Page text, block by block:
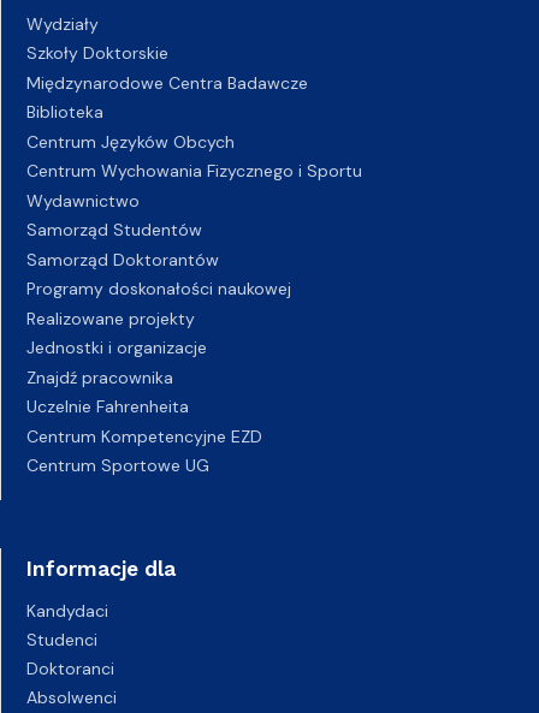
Wydziały
Szkoły Doktorskie
Międzynarodowe Centra Badawcze
Biblioteka
Centrum Języków Obcych
Centrum Wychowania Fizycznego i Sportu
Wydawnictwo
Samorząd Studentów
Samorząd Doktorantów
Programy doskonałości naukowej
Realizowane projekty
Jednostki i organizacje
Znajdź pracownika
Uczelnie Fahrenheita
Centrum Kompetencyjne EZD
Centrum Sportowe UG
Informacje dla
Kandydaci
Studenci
Doktoranci
Absolwenci